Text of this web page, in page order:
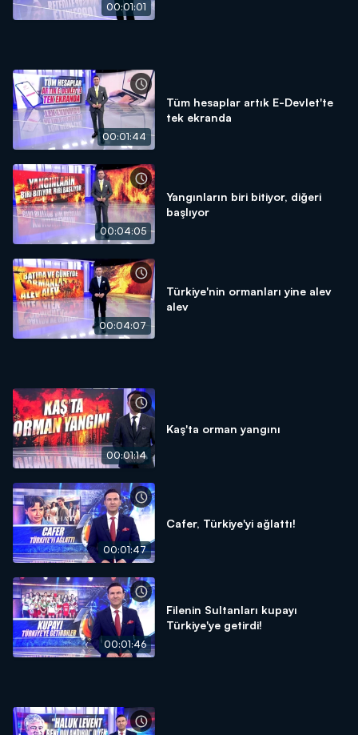
00:01:01
00:01:44
Tüm hesaplar artık E-Devlet'te
tek ekranda
00:04:05
Yangınların biri bitiyor, diğeri
başlıyor
00:04:07
Türkiye'nin ormanları yine alev
alev
00:01:14
Kaş'ta orman yangını
00:01:47
Cafer, Türkiye'yi ağlattı!
00:01:46
Filenin Sultanları kupayı
Türkiye'ye getirdi!